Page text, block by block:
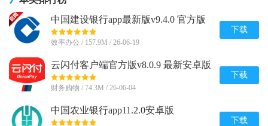
中国建设银行app最新版v9.4.0 官方版
效率办公 / 157.9M / 26-06-19
下载
云闪付客户端官方版v8.0.9 最新安卓版
财务购物 / 74.3M / 26-06-04
下载
中国农业银行app11.2.0安卓版
下载